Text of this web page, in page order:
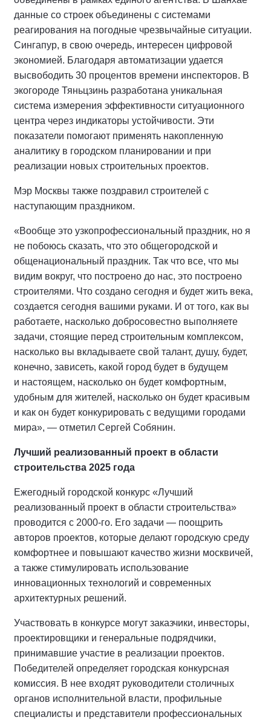
данные со строек объединены с системами
реагирования на погодные чрезвычайные ситуации.
Сингапур, в свою очередь, интересен цифровой
экономией. Благодаря автоматизации удается
высвободить 30 процентов времени инспекторов. В
экогороде Тяньцзинь разработана уникальная
система измерения эффективности ситуационного
центра через индикаторы устойчивости. Эти
показатели помогают применять накопленную
аналитику в городском планировании и при
реализации новых строительных проектов.
Мэр Москвы также поздравил строителей с
наступающим праздником.
«Вообще это узкопрофессиональный праздник, но я
не побоюсь сказать, что это общегородской и
общенациональный праздник. Так что все, что мы
видим вокруг, что построено до нас, это построено
строителями. Что создано сегодня и будет жить века,
создается сегодня вашими руками. И от того, как вы
работаете, насколько добросовестно выполняете
задачи, стоящие перед строительным комплексом,
насколько вы вкладываете свой талант, душу, будет,
конечно, зависеть, какой город будет в будущем
и настоящем, насколько он будет комфортным,
удобным для жителей, насколько он будет красивым
и как он будет конкурировать с ведущими городами
мира», — отметил Сергей Собянин.
Лучший реализованный проект в области
строительства 2025 года
Ежегодный городской конкурс «Лучший
реализованный проект в области строительства»
проводится с 2000-го. Его задачи — поощрить
авторов проектов, которые делают городскую среду
комфортнее и повышают качество жизни москвичей,
а также стимулировать использование
инновационных технологий и современных
архитектурных решений.
Участвовать в конкурсе могут заказчики, инвесторы,
проектировщики и генеральные подрядчики,
принимавшие участие в реализации проектов.
Победителей определяет городская конкурсная
комиссия. В нее входят руководители столичных
органов исполнительной власти, профильные
специалисты и представители профессиональных